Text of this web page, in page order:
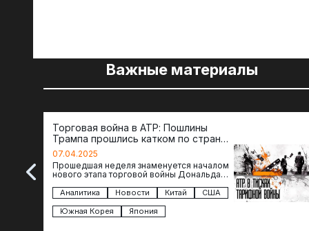
Важные материалы
Торговая война в АТР: Пошлины
Трампа прошлись катком по странам
региона
07.04.2025
Прошедшая неделя знаменуется началом
нового этапа торговой войны Дональда
импорта из более 100 стран…
Аналитика Новости Китай
США
Южная Корея
Япония